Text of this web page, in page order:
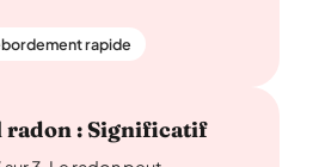
rapide
radon : Significatif